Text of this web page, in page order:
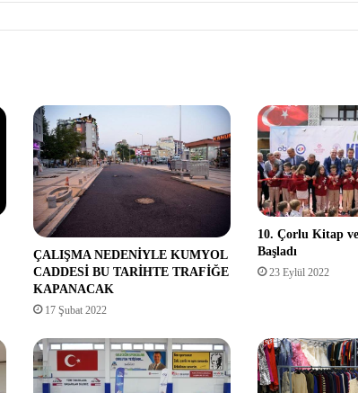
ÇALIŞMA NEDENİYLE KUMYOL
CADDESİ BU TARİHTE TRAFİĞE
KAPANACAK
17 Şubat 2022
10. Çorlu Kitap
Başladı
23 Eylül 2022